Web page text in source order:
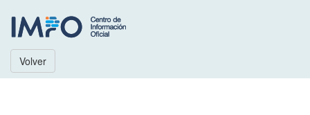
Volver